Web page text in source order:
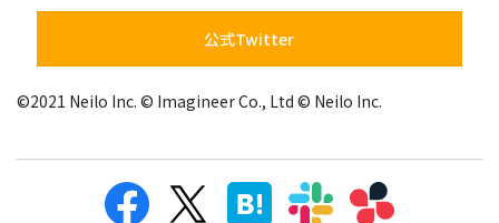
公式Twitter
©2021 Neilo Inc. © Imagineer Co., Ltd © Neilo Inc.